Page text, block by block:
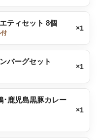
ティセット 8個
×1
バーグセット
×1
･鹿児島黒豚カレー
×1